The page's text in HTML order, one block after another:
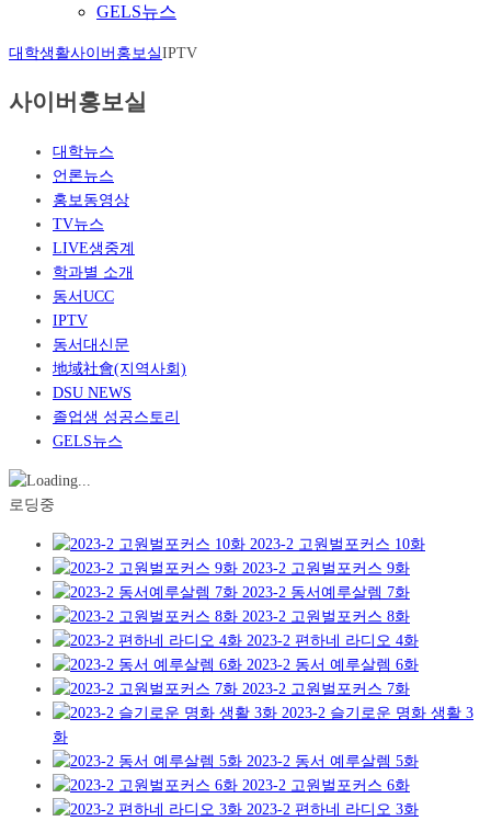
GELS뉴스
대학생활사이버홍보실IPTV
사이버홍보실
대학뉴스
언론뉴스
홍보동영상
TV뉴스
LIVE생중계
학과별 소개
동서UCC
IPTV
동서대신문
地域社會(지역사회)
DSU NEWS
졸업생 성공스토리
GELS뉴스
로딩중
2023-2 고원벌포커스 10화
2023-2 고원벌포커스 9화
2023-2 동서예루살렘 7화
2023-2 고원벌포커스 8화
2023-2 편하네 라디오 4화
2023-2 동서 예루살렘 6화
2023-2 고원벌포커스 7화
2023-2 슬기로운 명화 생활 3
화
2023-2 동서 예루살렘 5화
2023-2 고원벌포커스 6화
2023-2 편하네 라디오 3화